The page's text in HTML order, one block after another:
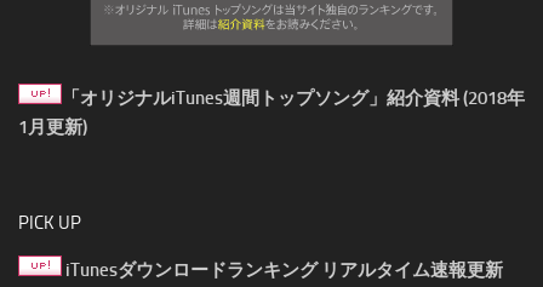
「オリジナルiTunes週間トップソング」紹介資料 (2018年
1月更新)
PICK UP
iTunesダウンロードランキング リアルタイム速報更新